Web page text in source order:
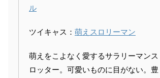
ル
ツイキャス： 萌えスロリーマン
萌えをこよなく愛するサラリーマンス
ロッター。可愛いものに目がない。豊